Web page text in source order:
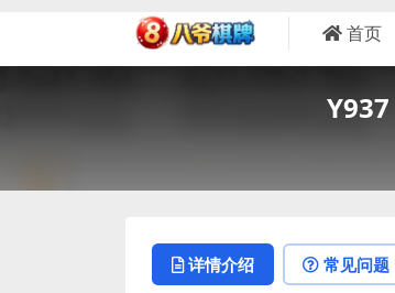
首页
详情介绍 常见问题